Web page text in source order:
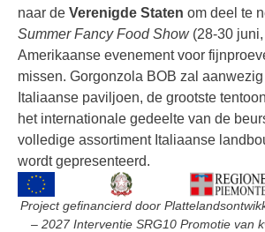
naar de Verenigde Staten om deel te
Summer Fancy Food Show(28-30 juni,
Amerikaanse evenement voor
missen. Gorgonzola BOB zal
Italiaanse paviljoen, de grootste
het internationale gedeelte van de
volledige assortiment Italiaanse
wordt gepresenteerd.
Project gefinancierd door
– 2027 Interventie SRG10 Promotie van